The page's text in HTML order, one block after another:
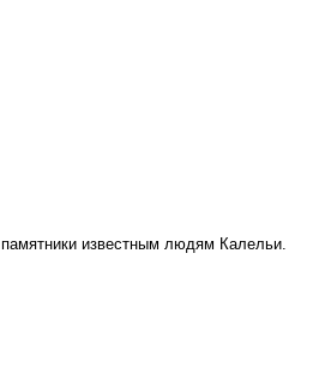
памятники известным людям Калельи.